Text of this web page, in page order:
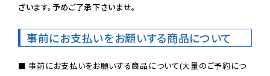
ざいます。予めご了承下さいませ。
事前にお支払いをお願いする商品について
■ 事前にお支払いをお願いする商品について(大量のご予約につ